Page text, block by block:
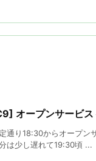
オープンサービス
通り18:30からオープン
は少し遅れて19:30頃 ...